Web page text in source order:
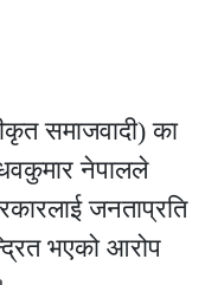
समाजवादी) का
नेपालले
जनताप्रति
भएको आरोप